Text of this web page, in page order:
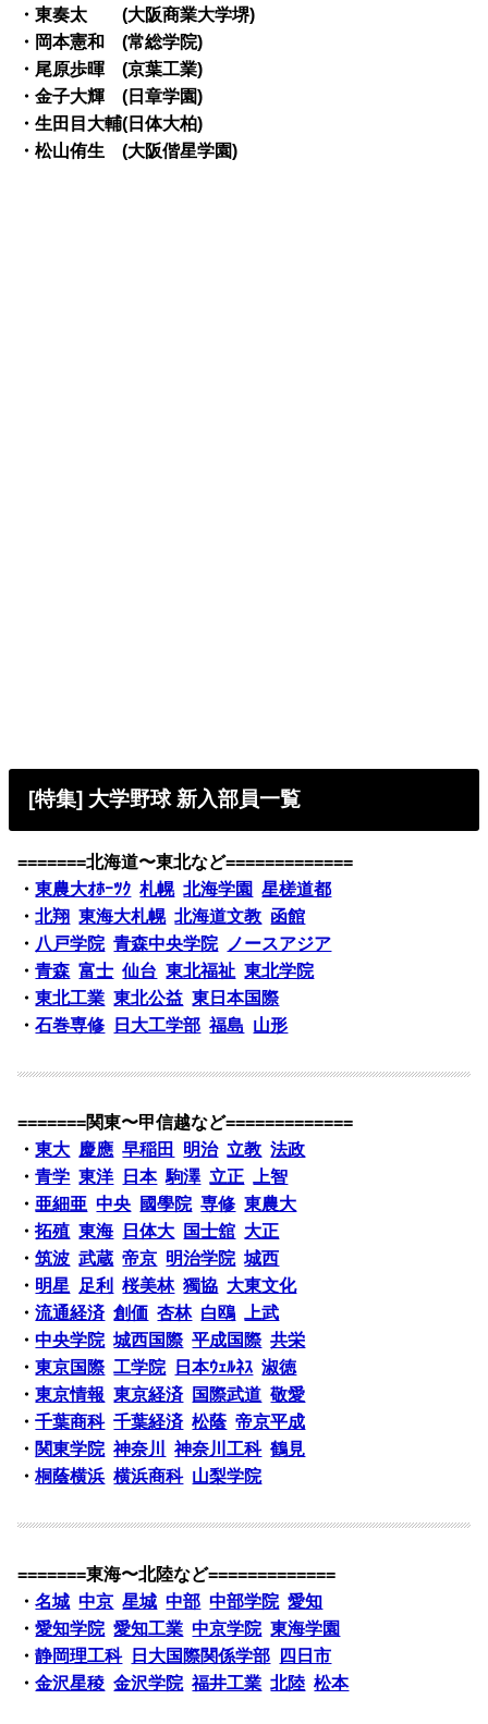
・東奏太 (大阪商業大学堺)
・岡本憲和 (常総学院)
・尾原歩暉 (京葉工業)
・金子大輝 (日章学園)
・生田目大輔(日体大柏)
・松山侑生 (大阪偕星学園)
[特集] 大学野球 新入部員一覧
=======北海道〜東北など=============
・東農大ｵﾎｰﾂｸ 札幌 北海学園
星槎道都
・北翔 東海大札幌 北海道文教 函館
・ 八戸学院 青森中央学院
ノースアジア
・青森 富士 仙台 東北福祉 東北学院
・東北工業 東北公益 東日本国際
・石巻専修 日大工学部 福島 山形
=======関東〜甲信越など=============
・東大 慶應 早稲田 明治 立教 法政
・青学 東洋 日本 駒澤 立正 上智
・亜細亜 中央 國學院 専修 東農大
・拓殖 東海 日体大 国士舘 大正
・筑波 武蔵 帝京 明治学院 城西
・ 明星 足利 桜美林 獨協 大東文化
・流通経済 創価 杏林 白鴎 上武
・中央学院 城西国際 平成国際 共栄
・東京国際 工学院 日本ｳｪﾙﾈｽ 淑徳
・東京情報 東京経済 国際武道 敬愛
・千葉商科 千葉経済 松蔭 帝京平成
・ 関東学院 神奈川 神奈川工科 鶴見
・桐蔭横浜 横浜商科 山梨学院
=======東海〜北陸など=============
・名城 中京 星城 中部 中部学院 愛知
・愛知学院 愛知工業 中京学院 東海学園
・静岡理工科 日大国際関係学部
四日市
・金沢星稜 金沢学院 福井工業 北陸 松本